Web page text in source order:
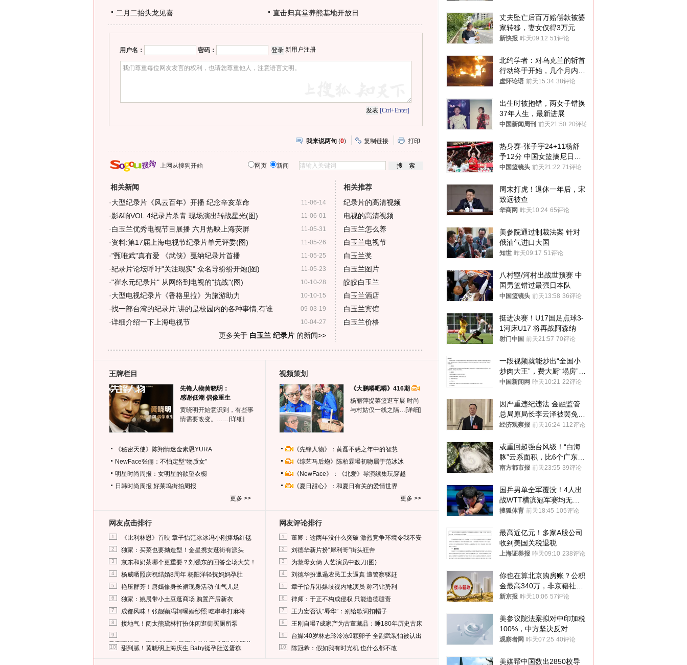
二月二抬头龙见喜 直击归真堂养熊基地开放日
用户名： 密码： 新用户注册
[Ctrl+Enter]
我来说两句 (0) 复制链接 打印
上网从搜狗开始 网页 新闻
相关新闻
11-06-14
·大型纪录片《风云百年》开播 纪念辛亥革命
11-06-01
·影&响VOL.4纪录片杀青 现场演出转战星光(图)
11-05-31
·白玉兰优秀电视节目展播 六月热映上海荧屏
11-05-26
·资料:第17届上海电视节纪录片单元评委(图)
11-05-25
·"甄唯武"真有爱 《武侠》戛纳纪录片首播
11-05-23
·纪录片论坛呼吁"关注现实" 众名导纷纷开炮(图)
10-10-28
·"崔永元纪录片" 从网络到电视的"抗战"(图)
10-10-15
·大型电视纪录片《香格里拉》为旅游助力
09-03-19
·找一部台湾的纪录片,讲的是校园内的各种事情,有谁
10-04-27
·详细介绍一下上海电视节
更多关于 白玉兰 纪录片的新闻>>
相关推荐
纪录片的高清视频
电视的高清视频
白玉兰怎么养
白玉兰电视节
白玉兰奖
白玉兰图片
皎皎白玉兰
白玉兰酒店
白玉兰宾馆
白玉兰价格
王牌栏目
先锋人物黄晓明：
感谢低潮 偶像重生
黄晓明开始意识到，有些事
情需要改变。…… [详细]
《秘密天使》陈翔情迷金素恩YURA
NewFace张俪：不怕定型“物质女”
明星时尚周报：女明星的欲望衣橱
日韩时尚周报 好莱坞街拍周报
更多 >>
视频策划
《大鹏嘚吧嘚》416期
杨丽萍提菜篮逛车展 时尚
与村姑仅一线之隔… [详细]
《先锋人物》：黄磊不惑之年中的智慧
《综艺马后炮》陈柏霖曝初吻属于范冰冰
《NewFace》：《北爱》导演续集玩穿越
《夏日甜心》：和夏日有关的爱情世界
更多 >>
网友点击排行
1 《比利林恩》首映 章子怡范冰冰冯小刚捧场红毯
2 独家：买菜也要拗造型！金星携女逛街有派头
3 京东和奶茶哪个更重要？刘强东的回答全场大笑！
4 杨威晒照庆祝结婚8周年 杨阳洋轻抚妈妈孕肚
5 艳压群芳！唐嫣修身长裙现身活动 仙气儿足
6 独家：姚晨带小土豆逛商场 购置产后新衣
7 成都风味！张靓颖冯轲曝婚纱照 吃串串打麻将
8 接地气！阔太熊黛林打扮休闲逛街买厕所泵
9
马蓉离婚后，砸1000万人民币给媒体要求删掉这照片
10 甜到腻！黄晓明上海庆生 Baby挺孕肚送蛋糕
网友评论排行
1 董卿：这两年没什么突破 激烈竞争环境令我不安
2 刘德华新片扮“犀利哥”街头狂奔
3 为救母女俩 人艺演员中数刀(图)
4 刘德华扮邋遢农民工太逼真 遭警察驱赶
5 章子怡斥港媒歧视内地演员 称刁钻势利
6 律师：于正不构成侵权 只能道德谴责
7 王力宏否认“辱华”：别给歌词扣帽子
8 王刚自曝7成家产为古董藏品：睡180年历史古床
9 台媒:40岁林志玲冷冻9颗卵子 全副武装怕被认出
10 陈冠希：假如我有时光机 也什么都不改
丈夫坠亡后百万赔偿款被婆
家转移，妻女仅得3万元
新快报 昨天09:12 51评论
北约学者：对乌克兰的斩首
行动终于开始，几个月内乌
将投降
虚怀论语 前天15:34 38评论
出生时被抱错，两女子错换
37年人生，最新进展
中国新闻周刊 前天21:50 20评论
热身赛-张子宇24+11杨舒
予12分 中国女篮擒尼日利
亚
中国篮镜头 前天21:22 71评论
周末打虎！退休一年后，宋
致远被查
华商网 昨天10:24 65评论
美参院通过制裁法案 针对
俄油气进口大国
知世 昨天09:17 51评论
八村塁/河村出战世预赛 中
国男篮错过最强日本队
中国篮镜头 前天13:58 36评论
挺进决赛！U17国足点球3-
1河床U17 将再战阿森纳
射门中国 前天21:57 70评论
一段视频就能炒出“全国小
炒肉大王”，费大厨“塌房”了
吗？
中国新闻网 昨天10:21 22评论
因严重违纪违法 金融监管
总局原局长李云泽被罢免全
国人大代表
经济观察报 前天16:24 112评论
或重回超强台风级！“白海
豚”云系面积，比6个广东还
大！深圳官方：注意这件事
南方都市报 前天23:55 39评论
国乒男单全军覆没！4人出
战WTT横滨冠军赛均无缘
八强
搜狐体育 前天18:45 105评论
最高近亿元！多家A股公司
收到美国关税退税
上海证券报 昨天09:10 238评论
你也在算北京购房账？公积
金最高340万，非京籍社保
1年
新京报 昨天10:06 57评论
美参议院法案拟对中印加税
100%，中方坚决反对
观察者网 昨天07:25 40评论
美媒帮中国数出2850枚导